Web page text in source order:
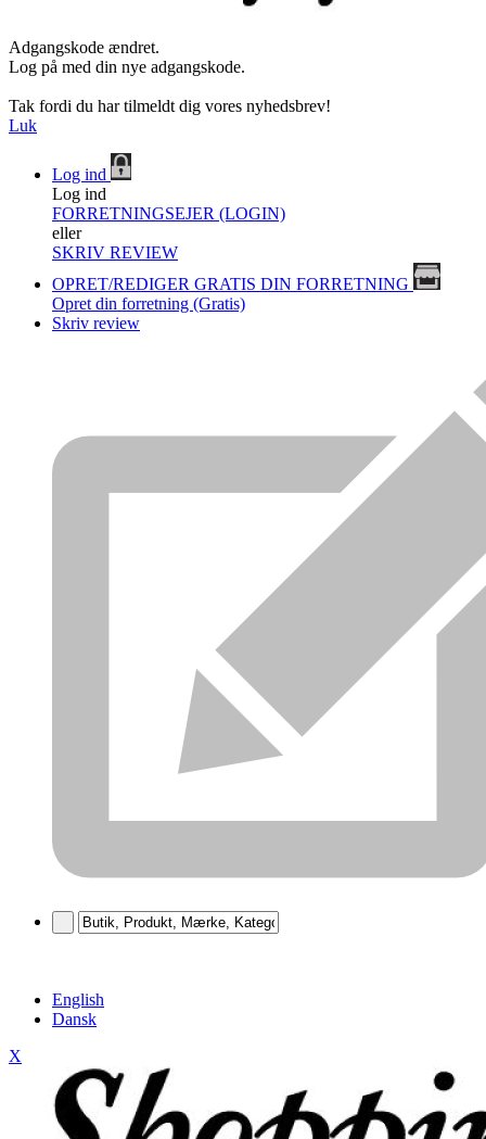
Adgangskode ændret.
Log på med din nye adgangskode.
Tak fordi du har tilmeldt dig vores nyhedsbrev!
Luk
Log ind
Log ind
FORRETNINGSEJER (LOGIN)
eller
SKRIV REVIEW
OPRET/REDIGER GRATIS DIN FORRETNING
Opret din forretning (Gratis)
Skriv review
English
Dansk
X